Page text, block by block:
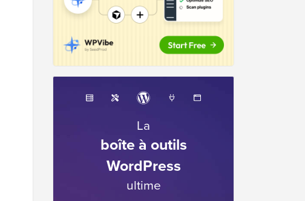
La
boîte à outils
WordPress
ultime